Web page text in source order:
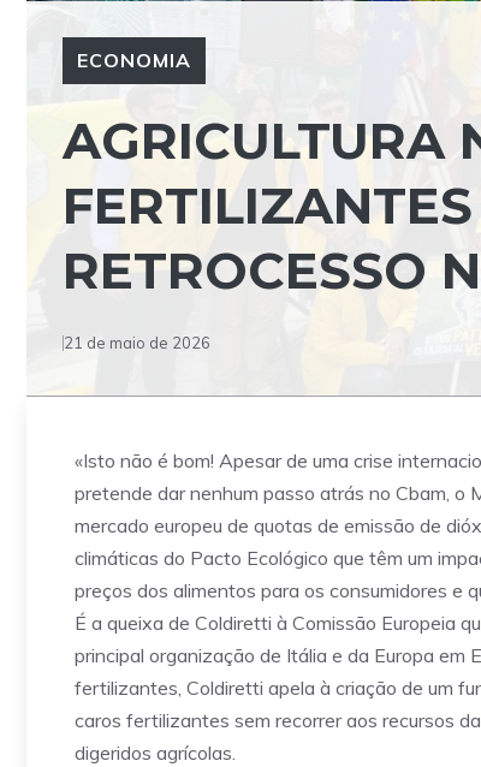
ECONOMIA
AGRICULTURA
RETROCESSO
21 de maio de 2026
«Isto não é bom! Apesar de uma crise
pretende dar nenhum passo atrás no Cbam, o
mercado europeu de quotas de emissão de
climáticas do Pacto Ecológico que têm um
preços dos alimentos para os consumidores e
É a queixa de Coldiretti à Comissão Europeia
principal organização de Itália e da Europa em
fertilizantes, Coldiretti apela à criação de um
caros fertilizantes sem recorrer aos recursos
digeridos agrícolas.